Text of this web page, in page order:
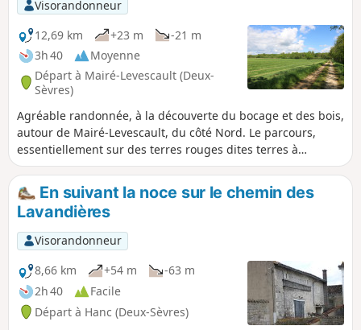
Visorandonneur
12,69 km
+23 m
-21 m
3h 40
Moyenne
Départ à Mairé-Levescault (Deux-
Sèvres)
Agréable randonnée, à la découverte du bocage et des bois,
autour de Mairé-Levescault, du côté Nord. Le parcours,
essentiellement sur des terres rouges dites terres à
châtaignier, offre de beaux paysages, et permet d'admirer
un riche patrimoine, tant naturel que bâti. Dès le début du
circuit, le randonneur peut voir le pigeonnier, un four à
pain, l'église mais, également, des linteaux ouvragés ou des
fenêtres à meneaux dans diverses constructions du village.
Ils proviennent d'une ancienne abbaye. La randonnée
passe à côté du Puits des Aigauds, en rase campagne.
En suivant la noce sur le chemin des
Lavandières
Visorandonneur
8,66 km
+54 m
-63 m
2h 40
Facile
Départ à Hanc (Deux-Sèvres)